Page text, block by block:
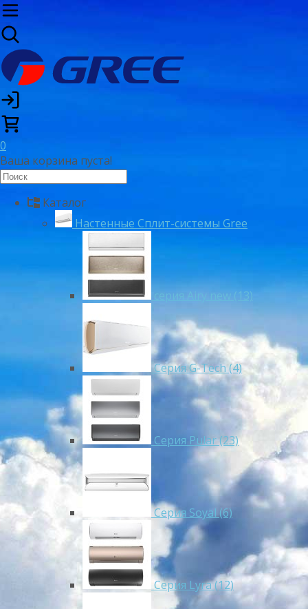
0
Ваша корзина пуста!
Каталог
Настенные Сплит-системы Gree
серия Airy new (13)
Серия G-Tech (4)
Серия Pular (23)
Cерия Soyal (6)
Серия Lyra (12)